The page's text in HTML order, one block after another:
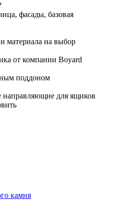
фасады, базовая
материала на выбор
от компании Boyard
поддоном
для ящиков
камня